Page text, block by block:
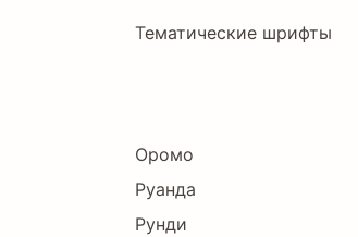
Тематические шрифты
Оромо
Руанда
Рунди